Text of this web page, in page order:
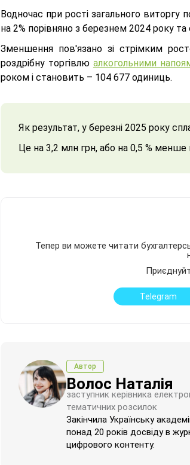
Водночас при рості загального виторгу
на 2% порівняно з березнем 2024 року
Зменшення пов'язано зі стрімким
роздрібну торгівлю алкогольними
роком і становить – 104 677 одиниць.
Як результат, у березні 2025 року
Це на 3,2 млн грн, або на 0,5 % менше
Тепер ви можете читати
Telegram
Автор
Волос Наталія
заступник керівника
тематичних розсилок
Закінчила Українську
понад 20 років досвіду в
цифрового контенту.